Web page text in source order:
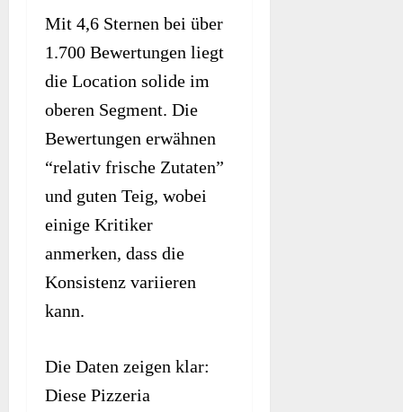
Mit 4,6 Sternen bei über
1.700 Bewertungen liegt
die Location solide im
oberen Segment. Die
Bewertungen erwähnen
“relativ frische Zutaten”
und guten Teig, wobei
einige Kritiker
anmerken, dass die
Konsistenz variieren
kann.
Die Daten zeigen klar:
Diese Pizzeria